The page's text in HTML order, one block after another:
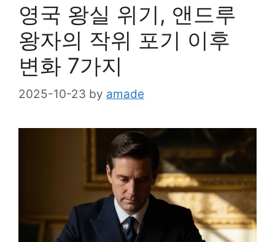
영국 왕실 위기, 앤드루
왕자의 작위 포기 이후
변화 7가지
2025-10-23 by amade